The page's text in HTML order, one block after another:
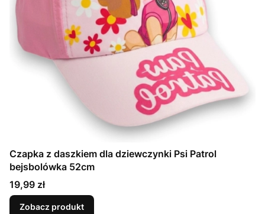
Czapka z daszkiem dla dziewczynki Psi Patrol
bejsbolówka 52cm
Cena
19,99 zł
Zobacz produkt